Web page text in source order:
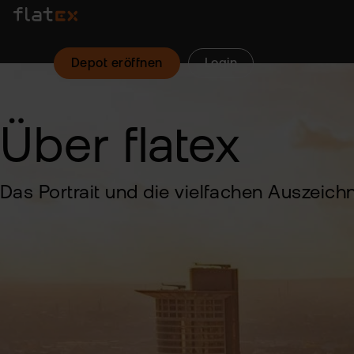
Depot eröffnen Login
Über flatex
Das Portrait und die vielfachen